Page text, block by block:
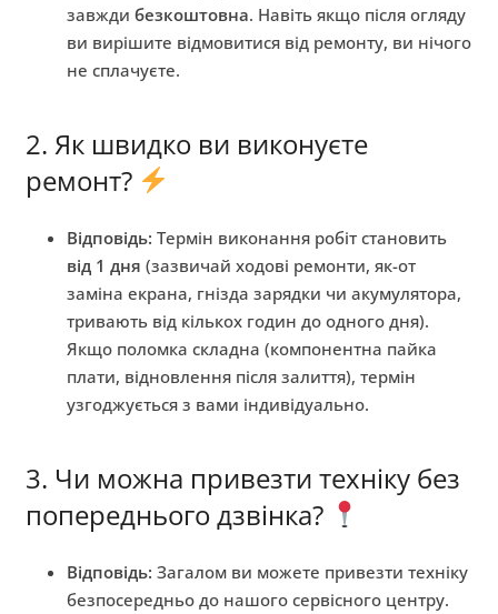
завжди безкоштовна. Навіть якщо після огляду
ви вирішите відмовитися від ремонту, ви нічого
не сплачуєте.
2. Як швидко ви виконуєте
ремонт?
Відповідь: Термін виконання робіт становить
від 1 дня (зазвичай ходові ремонти, як-от
заміна екрана, гнізда зарядки чи акумулятора,
тривають від кількох годин до одного дня).
Якщо поломка складна (компонентна пайка
плати, відновлення після залиття), термін
узгоджується з вами індивідуально.
3. Чи можна привезти техніку без
попереднього дзвінка?
Відповідь: Загалом ви можете привезти техніку
безпосередньо до нашого сервісного центру.